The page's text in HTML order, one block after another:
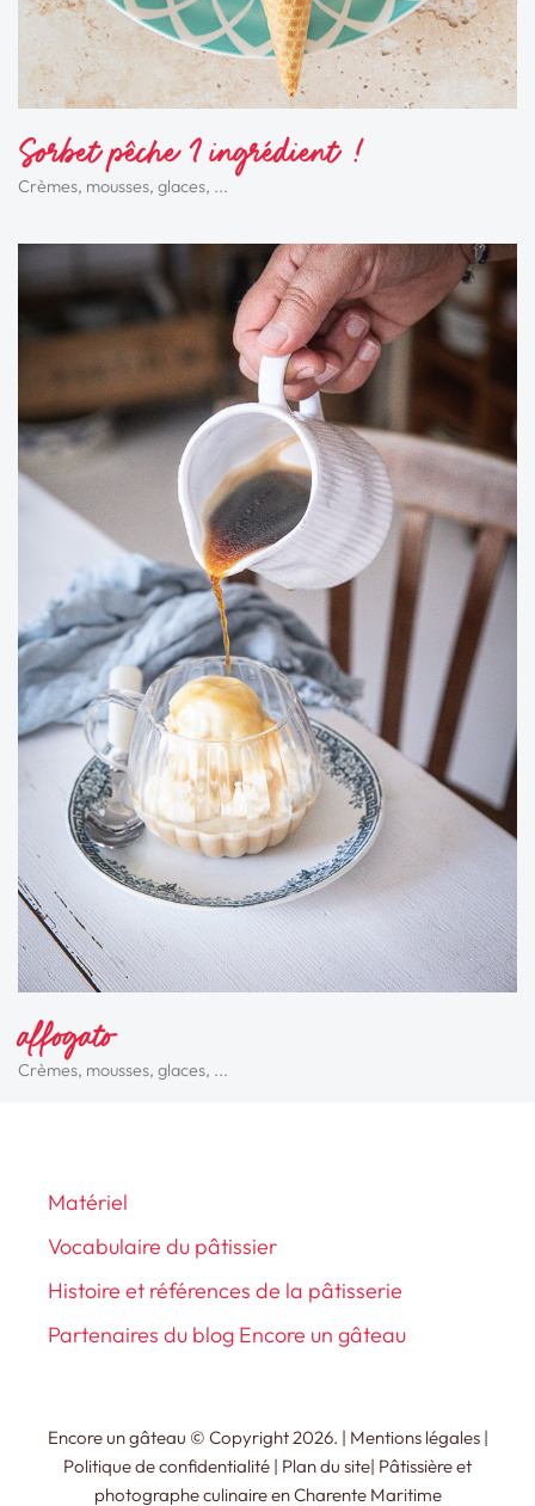
Sorbet pêche 1 ingrédient !
Crèmes, mousses, glaces, ...
affogato
Crèmes, mousses, glaces, ...
Matériel
Vocabulaire du pâtissier
Histoire et références de la pâtisserie
Partenaires du blog Encore un gâteau
Encore un gâteau © Copyright 2026. | Mentions légales|
Politique de confidentialité | Plan du site| Pâtissière et
photographe culinaire en Charente Maritime